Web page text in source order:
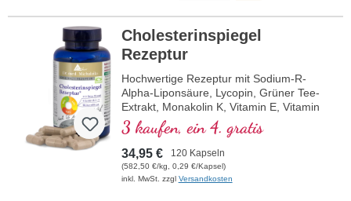
Cholesterinspiegel
Rezeptur
Hochwertige Rezeptur mit Sodium-R-
Alpha-Liponsäure, Lycopin, Grüner Tee-
Extrakt, Monakolin K, Vitamin E, Vitamin
B3 und Beta-Glucan.
3 kaufen, ein 4. gratis
34,95 € 120 Kapseln
(582,50 €/kg, 0,29 €/Kapsel)
inkl. MwSt. zzgl Versandkosten